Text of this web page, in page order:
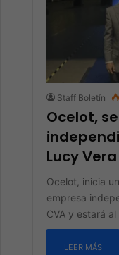
Staff Boletín
Ocelot,
Lucy Vera
Ocelot, inicia
empresa
CVA y estará
LEER MÁS